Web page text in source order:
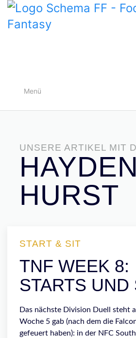
Menü
UNSERE ARTIKEL MIT
HAYDEN
HURST
START & SIT
TNF WEEK 8:
STARTS UND
Das nächste Division Duell steht
Woche 5 gab (nach dem die
gefeuert haben): in der NFC